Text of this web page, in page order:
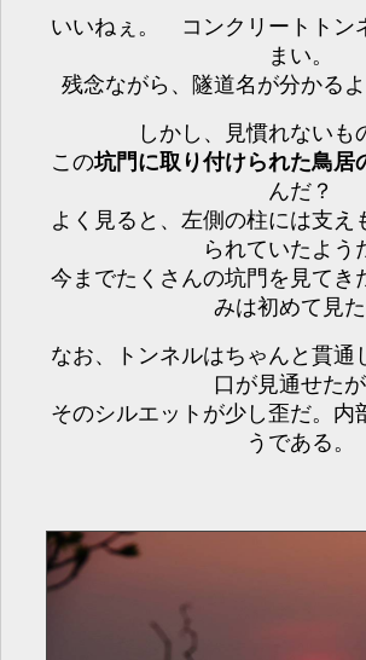
いいねぇ。 コンクリートトン
まい。
残念ながら、隧道名が分かるよ
しかし、見慣れないも
この坑門に取り付けられた鳥居
んだ？
よく見ると、左側の柱には支え
られていたよう
今までたくさんの坑門を見てき
みは初めて見た
なお、トンネルはちゃんと貫通
口が見通せたが
そのシルエットが少し歪だ。内
うである。